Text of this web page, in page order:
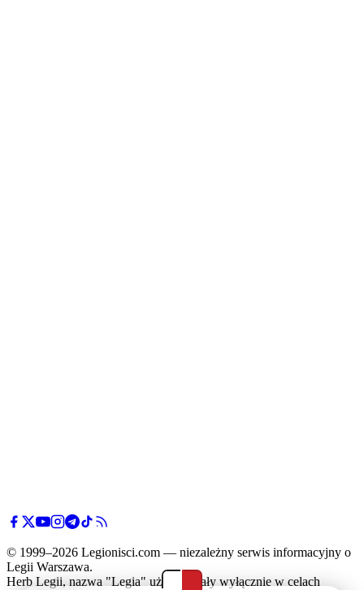
© 1999–2026 Legionisci.com — niezależny serwis informacyjny o
Legii Warszawa.
Herb Legii, nazwa "Legia" użyte zostały wyłącznie w celach